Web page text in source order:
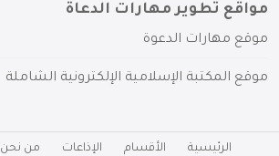
مواقع تطوير مهارات الدعاة
موقع مهارات الدعوة
موقع المكتبة الإسلامية الإلكترونية الشاملة
الرئيسية الأقسام الإذاعات من نحن